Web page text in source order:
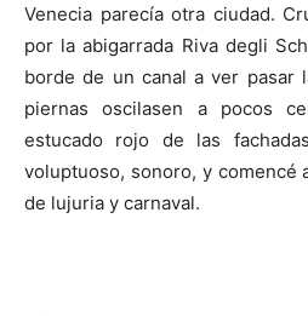
Venecia parecía otra ciudad.
por la abigarrada Riva degli
borde de un canal a ver pasar
piernas oscilasen a pocos
estucado rojo de las
voluptuoso, sonoro, y comencé
de lujuria y carnaval.